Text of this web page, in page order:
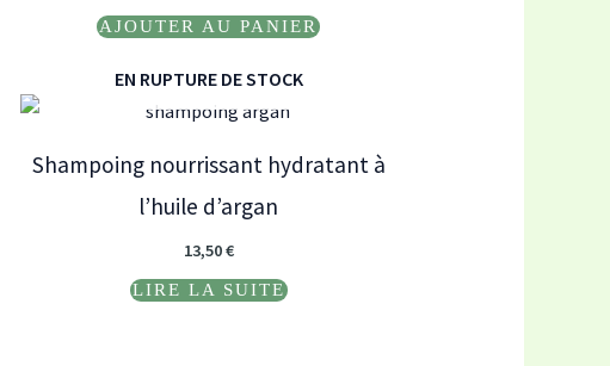
AJOUTER AU PANIER
EN RUPTURE DE STOCK
Shampoing nourrissant hydratant à
l’huile d’argan
13,50€
LIRE LA SUITE